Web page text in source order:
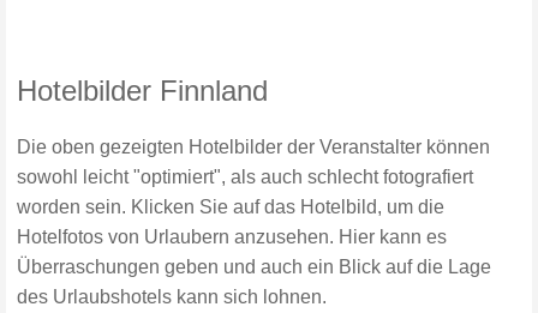
Hotelbilder Finnland
Die oben gezeigten Hotelbilder der Veranstalter können
sowohl leicht "optimiert", als auch schlecht fotografiert
worden sein. Klicken Sie auf das Hotelbild, um die
Hotelfotos von Urlaubern anzusehen. Hier kann es
Überraschungen geben und auch ein Blick auf die Lage
des Urlaubshotels kann sich lohnen.